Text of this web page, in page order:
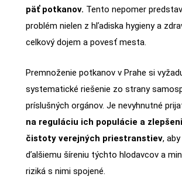
päť potkanov. Tento nepomer
problém nielen z hľadiska hygieny a
celkový dojem a povesť mesta.
Premnoženie potkanov v Prahe si
systematické riešenie zo strany
príslušných orgánov. Je nevyhnutné
na reguláciu ich populácie a
čistoty verejných priestranstiev,
ďalšiemu šíreniu týchto hlodavcov a
riziká s nimi spojené.